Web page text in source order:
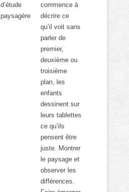
d’étude
paysagère
commence à
décrire ce
qu’il voit sans
parler de
premier,
deuxième ou
troisième
plan, les
enfants
dessinent sur
leurs tablettes
ce qu’ils
pensent être
juste. Montrer
le paysage et
observer les
différences.